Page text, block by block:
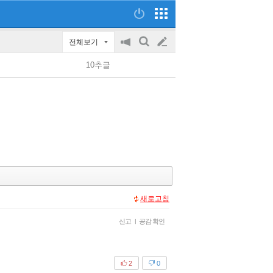
전체보기
공
on/off
검
글
쓰
10추글
새로고침
신고 | 공감 확인
0
2